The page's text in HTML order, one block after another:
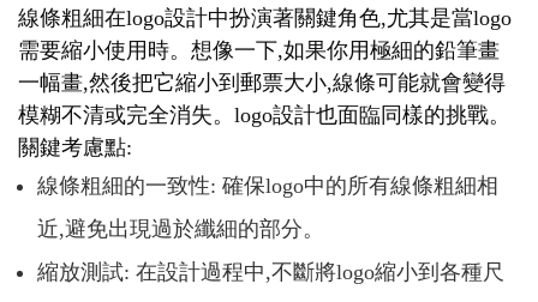
線條粗細在logo設計中扮演著關鍵角色,尤其是當logo
需要縮小使用時。想像一下,如果你用極細的鉛筆畫
一幅畫,然後把它縮小到郵票大小,線條可能就會變得
模糊不清或完全消失。logo設計也面臨同樣的挑戰。
關鍵考慮點:
線條粗細的一致性: 確保logo中的所有線條粗細相
近,避免出現過於纖細的部分。
縮放測試: 在設計過程中,不斷將logo縮小到各種尺